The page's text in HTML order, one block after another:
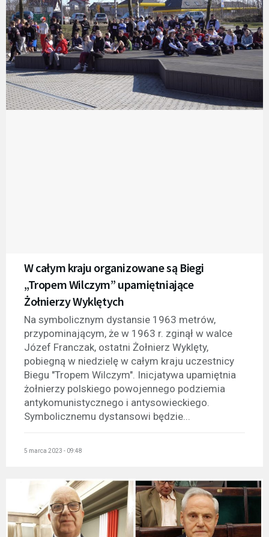
W całym kraju organizowane są Biegi
„Tropem Wilczym” upamiętniające
Żołnierzy Wyklętych
Na symbolicznym dystansie 1963 metrów,
przypominającym, że w 1963 r. zginął w walce
Józef Franczak, ostatni Żołnierz Wyklęty,
pobiegną w niedzielę w całym kraju uczestnicy
Biegu "Tropem Wilczym". Inicjatywa upamiętnia
żołnierzy polskiego powojennego podziemia
antykomunistycznego i antysowieckiego.
Symbolicznemu dystansowi będzie...
5 marca 2023 - 09:48